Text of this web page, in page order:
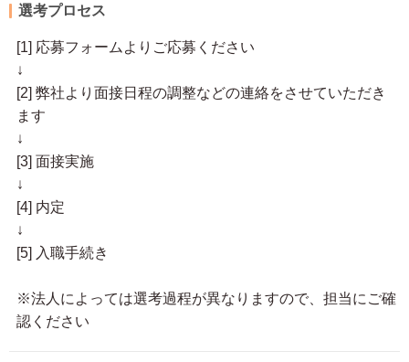
選考プロセス
[1] 応募フォームよりご応募ください
↓
[2] 弊社より面接日程の調整などの連絡をさせていただき
ます
↓
[3] 面接実施
↓
[4] 内定
↓
[5] 入職手続き
※法人によっては選考過程が異なりますので、担当にご確
認ください